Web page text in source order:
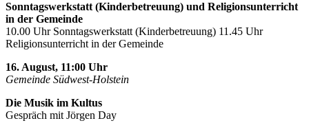
Sonntagswerkstatt (Kinderbetreuung) und Religionsunterricht
in der Gemeinde
10.00 Uhr Sonntagswerkstatt (Kinderbetreuung) 11.45 Uhr
Religionsunterricht in der Gemeinde
16. August, 11:00 Uhr
Gemeinde Südwest-Holstein
Die Musik im Kultus
Gespräch mit Jörgen Day